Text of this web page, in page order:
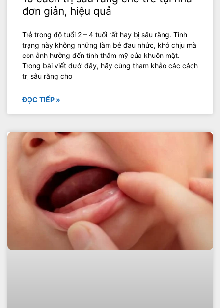
đơn giản, hiệu quả
Trẻ trong độ tuổi 2 – 4 tuổi rất hay bị sâu răng. Tình
trạng này không những làm bé đau nhức, khó chịu mà
còn ảnh hưởng đến tính thẩm mỹ của khuôn mặt.
Trong bài viết dưới đây, hãy cùng tham khảo các cách
trị sâu răng cho
ĐỌC TIẾP »